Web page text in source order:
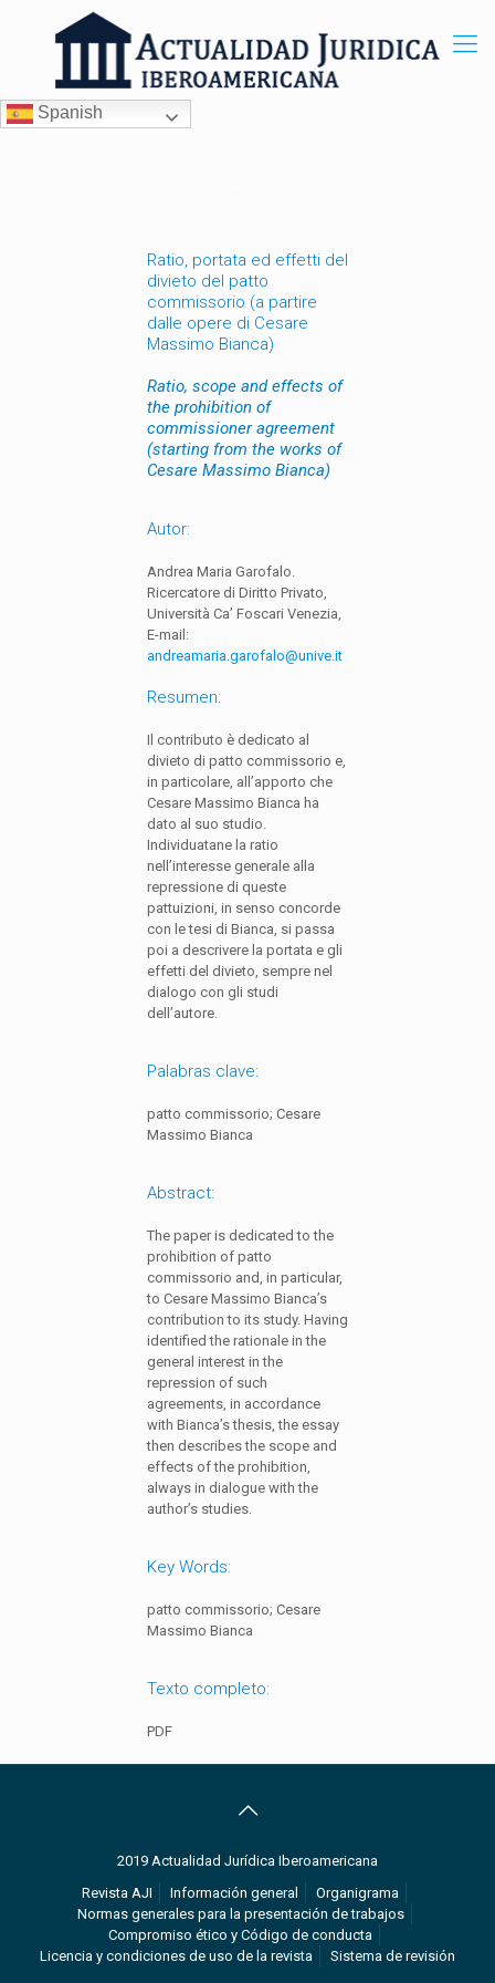
Spanish
Ratio, portata ed effetti del
divieto del patto
commissorio (a partire
dalle opere di Cesare
Massimo Bianca)
Ratio, scope and effects of
the prohibition of
commissioner agreement
(starting from the works of
Cesare Massimo Bianca)
Autor:
Andrea Maria Garofalo.
Ricercatore di Diritto Privato,
Università Ca’ Foscari Venezia,
E-mail:
andreamaria.garofalo@unive.it
Resumen:
Il contributo è dedicato al
divieto di patto commissorio e,
in particolare, all’apporto che
Cesare Massimo Bianca ha
dato al suo studio.
Individuatane la ratio
nell’interesse generale alla
repressione di queste
pattuizioni, in senso concorde
con le tesi di Bianca, si passa
poi a descrivere la portata e gli
effetti del divieto, sempre nel
dialogo con gli studi
dell’autore.
Palabras clave:
patto commissorio; Cesare
Massimo Bianca
Abstract:
The paper is dedicated to the
prohibition of patto
commissorio and, in particular,
to Cesare Massimo Bianca’s
contribution to its study. Having
identified the rationale in the
general interest in the
repression of such
agreements, in accordance
with Bianca’s thesis, the essay
then describes the scope and
effects of the prohibition,
always in dialogue with the
author’s studies.
Key Words:
patto commissorio; Cesare
Massimo Bianca
Texto completo:
PDF
2019 Actualidad Jurídica Iberoamericana
Revista AJI
Información general
Organigrama
Normas generales para la presentación de trabajos
Compromiso ético y Código de conducta
Licencia y condiciones de uso de la revista
Sistema de revisión